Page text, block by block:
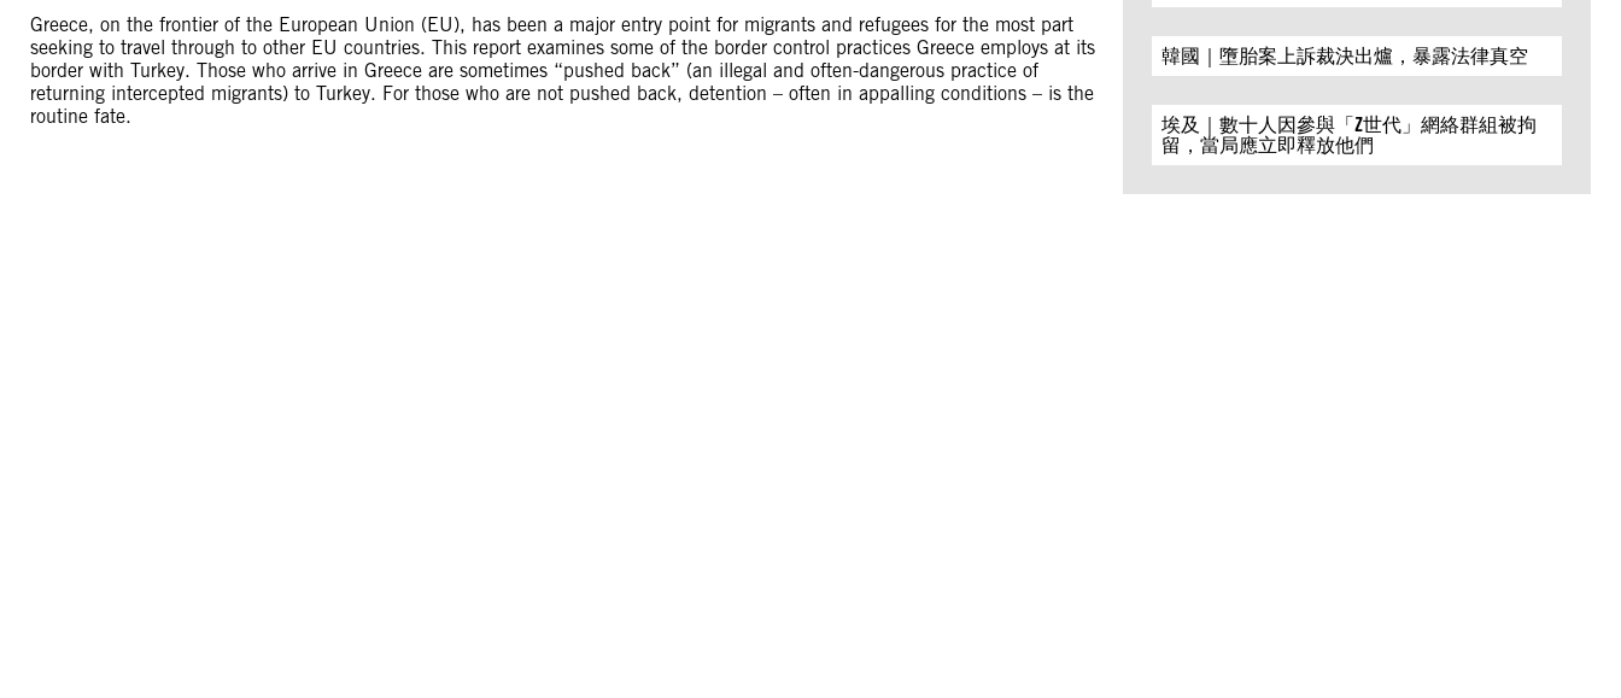
Greece, on the frontier of the European Union (EU), has been a major entry point for migrants and refugees for the most part
seeking to travel through to other EU countries. This report examines some of the border control practices Greece employs at its
border with Turkey. Those who arrive in Greece are sometimes “pushed back” (an illegal and often-dangerous practice of
returning intercepted migrants) to Turkey. For those who are not pushed back, detention – often in appalling conditions – is the
routine fate.
韓國｜墮胎案上訴裁決出爐，暴露法律真空
埃及｜數十人因參與「Z世代」網絡群組被拘
留，當局應立即釋放他們